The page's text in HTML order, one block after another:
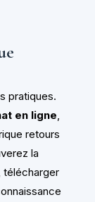
pratiques.
en ligne
retours
la
télécharger